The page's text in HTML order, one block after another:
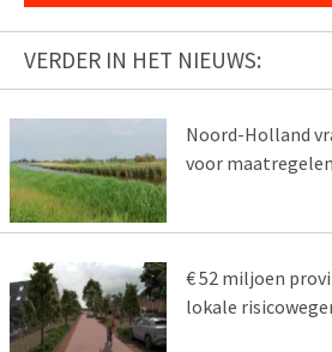
VERDER IN HET NIEUWS:
Noord-Holland
voor
€ 52 miljoen
lokale